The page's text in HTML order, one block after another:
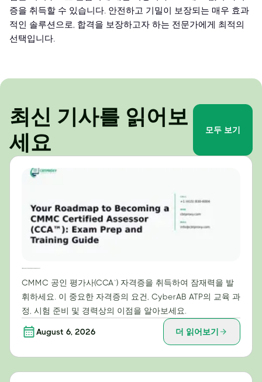
증을 취득할 수 있습니다. 안전하고 기밀이 보장되는 매우 효과
적인 솔루션으로, 합격을 보장하고자 하는 전문가에게 최적의
선택입니다.
최신 기사를 읽어보
세요
모두 보기
CMMC 공인 평가사(CCA™) 자격증을 취득하여 잠재력을 발
휘하세요. 이 중요한 자격증의 요건, CyberAB ATP의 교육 과
정, 시험 준비 및 경력상의 이점을 알아보세요.
August 6, 2026 더 읽어보기